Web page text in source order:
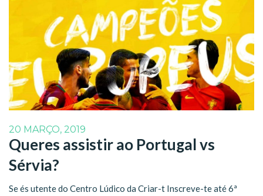
20 MARÇO, 2019
Queres assistir ao Portugal vs
Sérvia?
Se és utente do Centro Lúdico da Criar-t Inscreve-te até 6ª